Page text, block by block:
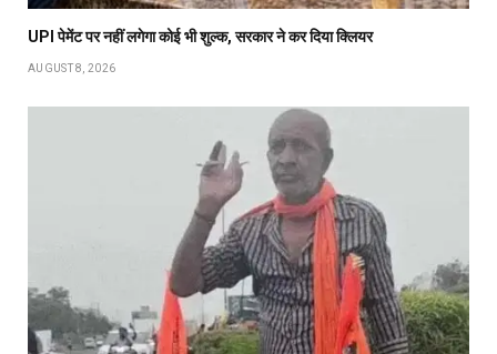
UPI पेमेंट पर नहीं लगेगा कोई भी शुल्क, सरकार ने कर दिया क्लियर
AUGUST 8, 2026